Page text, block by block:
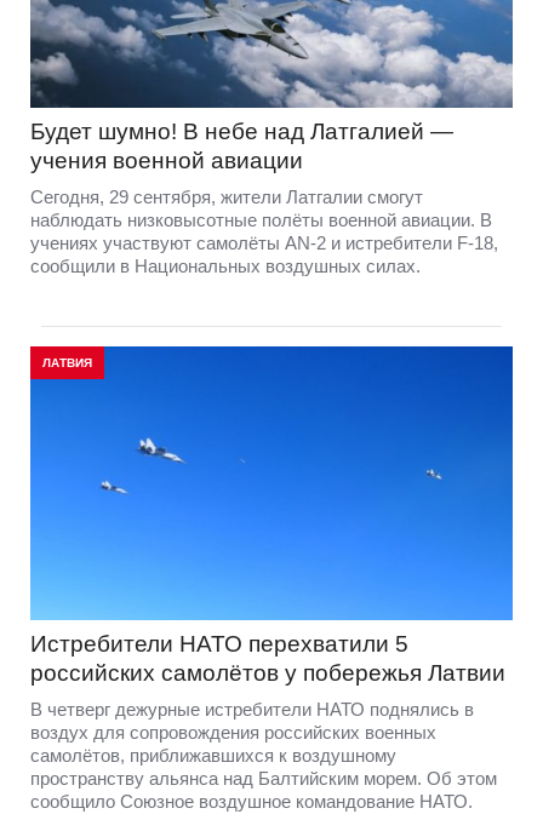
Будет шумно! В небе над Латгалией —
учения военной авиации
Сегодня, 29 сентября, жители Латгалии смогут
наблюдать низковысотные полёты военной авиации. В
учениях участвуют самолёты AN-2 и истребители F-18,
сообщили в Национальных воздушных силах.
ЛАТВИЯ
Истребители НАТО перехватили 5
российских самолётов у побережья Латвии
В четверг дежурные истребители НАТО поднялись в
воздух для сопровождения российских военных
самолётов, приближавшихся к воздушному
пространству альянса над Балтийским морем. Об этом
сообщило Союзное воздушное командование НАТО.